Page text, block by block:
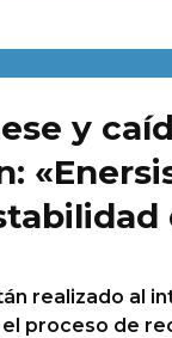
y
realizado al
proceso de